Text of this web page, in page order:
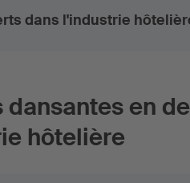
dans l'industrie
en
hôtelière